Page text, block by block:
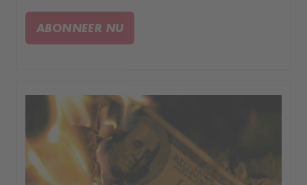
geïsoleerd en eenzaam.
ABONNEER NU